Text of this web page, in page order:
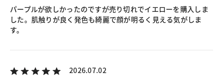
パープルが欲しかったのですが売り切れでイエローを購入しま
した。肌触りが良く発色も綺麗で顔が明るく見える気がしま
す。
2026.07.02